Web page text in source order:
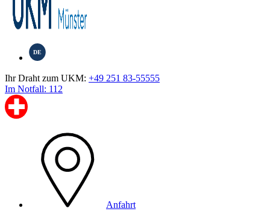
DE
Ihr Draht zum UKM: +49 251 83-55555
Im Notfall: 112
Anfahrt